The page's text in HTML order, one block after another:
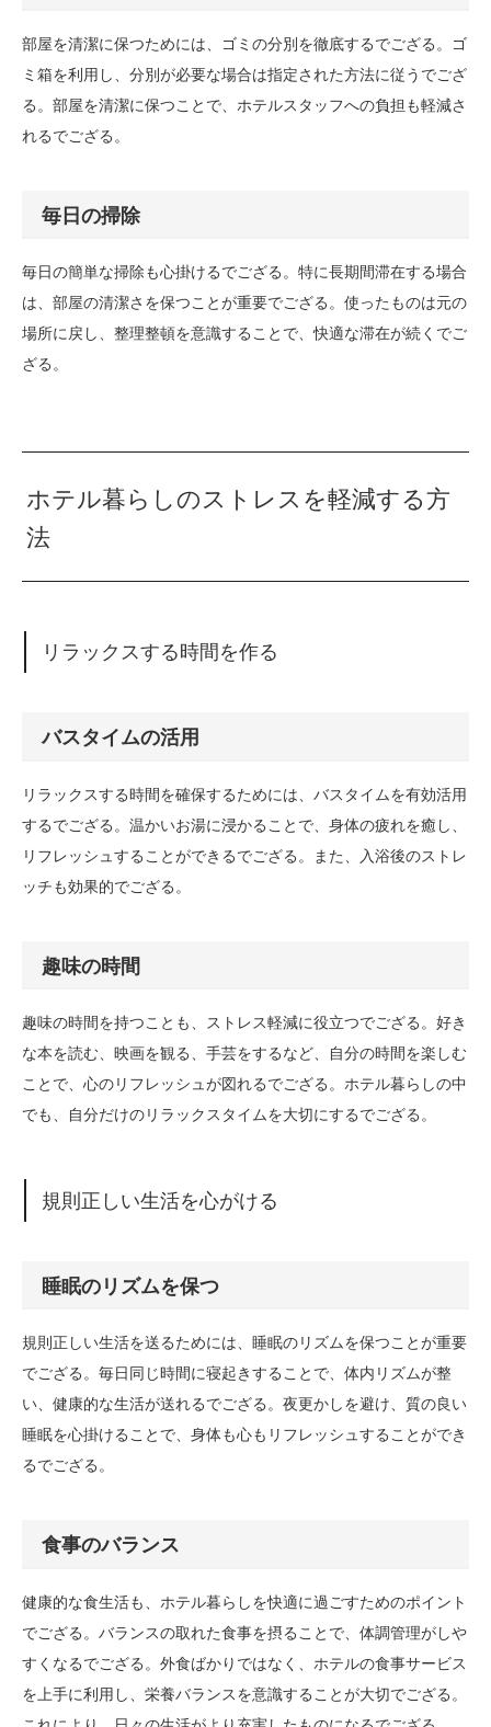
部屋を清潔に保つためには、ゴミの分別を徹底するでござる。ゴ
ミ箱を利用し、分別が必要な場合は指定された方法に従うでござ
る。部屋を清潔に保つことで、ホテルスタッフへの負担も軽減さ
れるでござる。
毎日の掃除
毎日の簡単な掃除も心掛けるでござる。特に長期間滞在する場合
は、部屋の清潔さを保つことが重要でござる。使ったものは元の
場所に戻し、整理整頓を意識することで、快適な滞在が続くでご
ざる。
ホテル暮らしのストレスを軽減する方
法
リラックスする時間を作る
バスタイムの活用
リラックスする時間を確保するためには、バスタイムを有効活用
するでござる。温かいお湯に浸かることで、身体の疲れを癒し、
リフレッシュすることができるでござる。また、入浴後のストレ
ッチも効果的でござる。
趣味の時間
趣味の時間を持つことも、ストレス軽減に役立つでござる。好き
な本を読む、映画を観る、手芸をするなど、自分の時間を楽しむ
ことで、心のリフレッシュが図れるでござる。ホテル暮らしの中
でも、自分だけのリラックスタイムを大切にするでござる。
規則正しい生活を心がける
睡眠のリズムを保つ
規則正しい生活を送るためには、睡眠のリズムを保つことが重要
でござる。毎日同じ時間に寝起きすることで、体内リズムが整
い、健康的な生活が送れるでござる。夜更かしを避け、質の良い
睡眠を心掛けることで、身体も心もリフレッシュすることができ
るでござる。
食事のバランス
健康的な食生活も、ホテル暮らしを快適に過ごすためのポイント
でござる。バランスの取れた食事を摂ることで、体調管理がしや
すくなるでござる。外食ばかりではなく、ホテルの食事サービス
を上手に利用し、栄養バランスを意識することが大切でござる。